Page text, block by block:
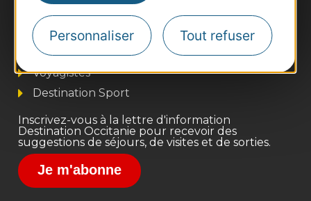
Personnaliser Tout refuser
Business/Mice
Pros d'Occitanie
Site presse et d'influence
Voyagistes
Destination Sport
Inscrivez-vous à la lettre d'information
Destination Occitanie pour recevoir des
suggestions de séjours, de visites et de sorties.
Je m'abonne